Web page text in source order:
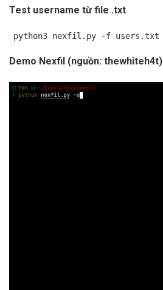
Test username từ file .txt
python3 nexfil.py -f users.txt
Demo Nexfil (nguồn: thewhiteh4t)